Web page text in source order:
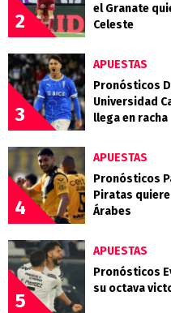
2
el Granate
Celeste
3
APUESTAS
Pronósticos
Universidad
llega en racha
4
APUESTAS
Pronósticos
Piratas
Árabes
5
APUESTAS
Pronósticos
su octava